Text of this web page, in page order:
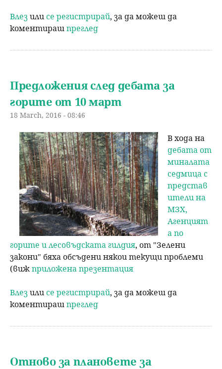
Влезили се регистрирай, за да можеш да
коментирашпреглед
Предложения след дебата за
горите от 10 март
18 March, 2016 - 08:46
В хода на
дебата от
миналата
седмица с
представ
ители на
МЗХ,
Агенцият
а по
горите и лесовъдската гилдия, от "Зелени
закони" бяха обсъдени някои текущи проблеми
(вижприложена презентация
Влезили се регистрирай, за да можеш да
коментирашпреглед
Отново за плановете за